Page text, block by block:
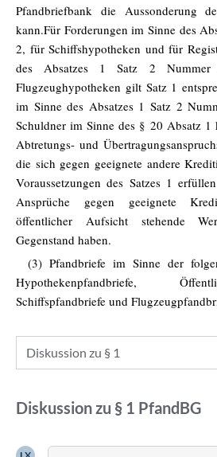
Pfandbriefbank die Aussonderung
kann.Für Forderungen im Sinne des
2, für Schiffshypotheken und für
des Absatzes 1 Satz 2 Nummer
Flugzeughypotheken gilt Satz 1
im Sinne des Absatzes 1 Satz 2
Schuldner im Sinne des § 20 Absatz 1
Abtretungs- und
die sich gegen geeignete andere
Voraussetzungen des Satzes 1
Ansprüche gegen geeignete
öffentlicher Aufsicht stehende
Gegenstand haben.
(3) Pfandbriefe im Sinne der
Hypothekenpfandbriefe,
Schiffspfandbriefe und
Diskussion zu § 1
Diskussion zu § 1 PfandBG